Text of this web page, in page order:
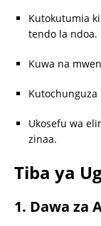
Kutokutumia
tendo la ndoa.
Kuwa na
Ukosefu wa
zinaa.
Tiba ya
1. Dawa za